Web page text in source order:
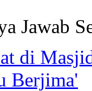
Jawab
di
Berjima'